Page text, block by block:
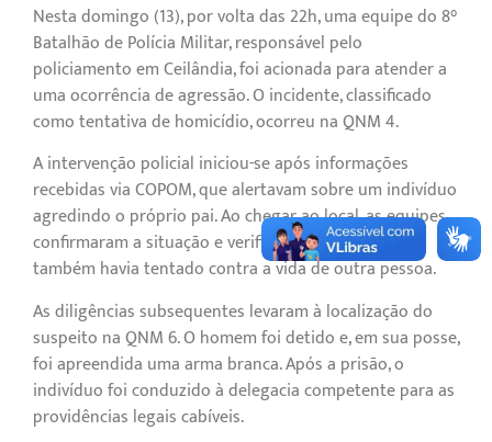
Nesta domingo (13), por volta das 22h, uma equipe do 8°
Batalhão de Polícia Militar, responsável pelo
policiamento em Ceilândia, foi acionada para atender a
uma ocorrência de agressão. O incidente, classificado
como tentativa de homicídio, ocorreu na QNM 4.
A intervenção policial iniciou-se após informações
recebidas via COPOM, que alertavam sobre um indivíduo
agredindo o próprio pai. Ao chegar ao local, as equipes
confirmaram a situação e verificaram que o homem
também havia tentado contra a vida de outra pessoa.
As diligências subsequentes levaram à localização do
suspeito na QNM 6. O homem foi detido e, em sua posse,
foi apreendida uma arma branca. Após a prisão, o
indivíduo foi conduzido à delegacia competente para as
providências legais cabíveis.